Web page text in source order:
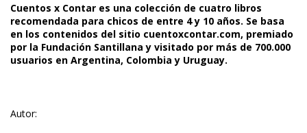
Cuentos x Contar es una colección de cuatro libros
recomendada para chicos de entre 4 y 10 años. Se basa
en los contenidos del sitio cuentoxcontar.com, premiado
por la Fundación Santillana y visitado por más de 700.000
usuarios en Argentina, Colombia y Uruguay.
Autor: